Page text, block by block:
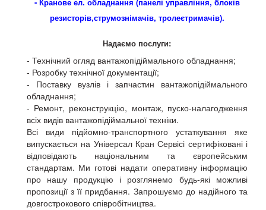
резисторів,струмознімачів, тролеєтримачів).
Надаємо послуги:
- Технічний огляд вантажопідіймального обладнання;
- Розробку технічної документації;
- Поставку вузлів і запчастин вантажопідіймального
обладнання;
- Ремонт, реконструкцію, монтаж, пуско-налагодження
всіх видів вантажопідіймальної техніки.
Всі види підйомно-транспортного устаткування яке
випускається на Універсал Кран Сервісі сертифіковані і
відповідають національним та європейським
стандартам. Ми готові надати оперативну інформацію
про нашу продукцію і розглянемо будь-які можливі
пропозиції з її придбання. Запрошуємо до надійного та
довгострокового співробітництва.